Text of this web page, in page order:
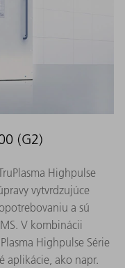
(G2)
Highpulse
vytvrdzujúce
a sú
V kombinácii
Highpulse Série
aplikácie, ako napr.